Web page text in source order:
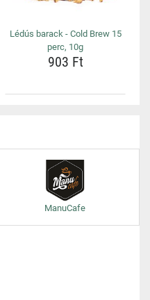
Lédús barack - Cold Brew 15
perc, 10g
903 Ft
ManuCafe